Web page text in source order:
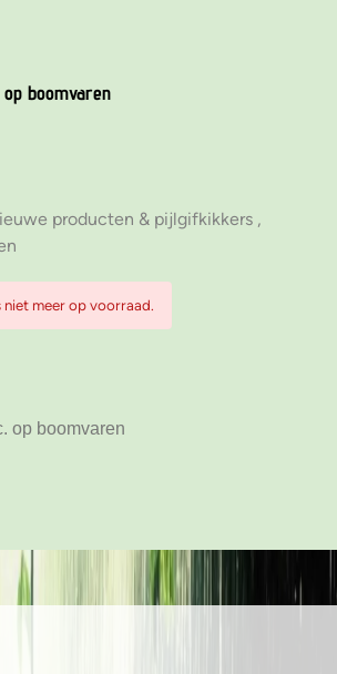
boomvaren
producten & pijlgifkikkers ,
niet meer op voorraad.
op boomvaren